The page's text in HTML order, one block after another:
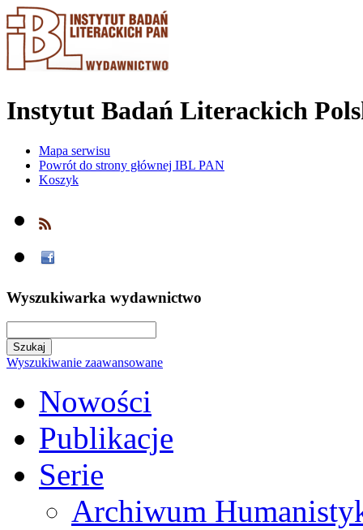
Instytut Badań Literackich
Mapa serwisu
Powrót do strony głównej IBL PAN
Koszyk
Wyszukiwarka wydawnictwo
Wyszukiwanie zaawansowane
Nowości
Publikacje
Serie
Archiwum